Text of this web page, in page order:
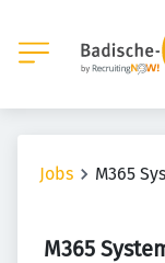
Jobs M365
M365